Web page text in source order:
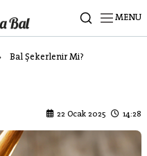
MENU
Bal Şekerlenir Mi?
22 Ocak 2025 14:28